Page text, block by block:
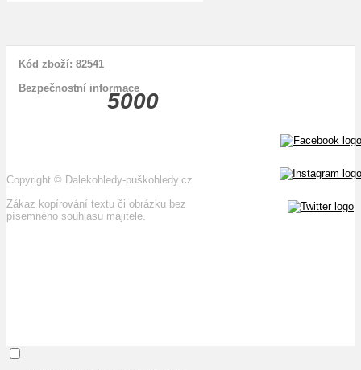
5000
Kód zboží: 82541
Bezpečnostní informace
Copyright © Dalekohledy-puškohledy.cz
Zákaz kopírování textu či obrázku bez
písemného souhlasu majitele.